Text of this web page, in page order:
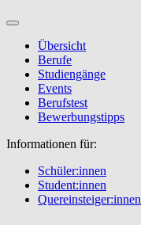
Übersicht
Berufe
Studiengänge
Events
Berufstest
Bewerbungstipps
Informationen für:
Schüler:innen
Student:innen
Quereinsteiger:innen